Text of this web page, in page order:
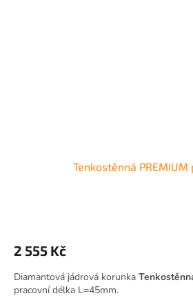
Tenkostěnná PREMIUM
2 555 Kč
Diamantová jádrová korunka
pracovní délka L=45mm.